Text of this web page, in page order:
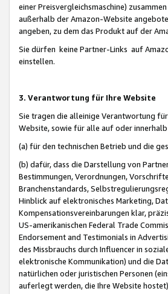
einer Preisvergleichsmaschine)
außerhalb der Amazon-Website
angeben, zu dem das Produkt auf der
Sie dürfen keine Partner-Links auf
einstellen.
3. Verantwortung für Ihre Website
Sie tragen die alleinige Verantwortung
Website, sowie für alle auf oder
(a) für den technischen Betrieb und die
(b) dafür, dass die Darstellung von
Bestimmungen, Verordnungen,
Branchenstandards,
Hinblick auf elektronisches Marketing,
Kompensationsvereinbarungen klar,
US-amerikanischen Federal Trade
Endorsement and Testimonials in
des Missbrauchs durch Influencer in
elektronische Kommunikation) und die
natürlichen oder juristischen Personen
auferlegt werden, die Ihre Website